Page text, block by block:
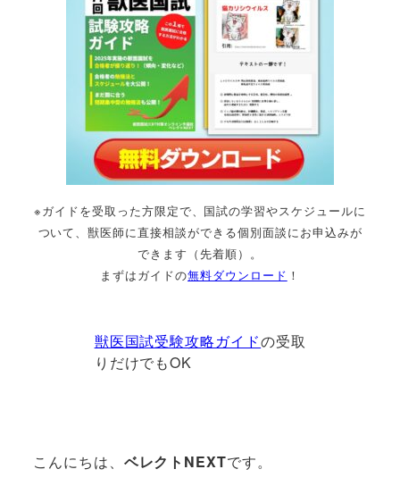
※ガイドを受取った方限定で、国試の学習やスケジュールに
ついて、獣医師に直接相談ができる個別面談にお申込みが
できます（先着順）。
まずはガイドの無料ダウンロード ！
獣医国試受験攻略ガイドの受取
りだけでもOK
こんにちは、 ベレクトNEXTです。